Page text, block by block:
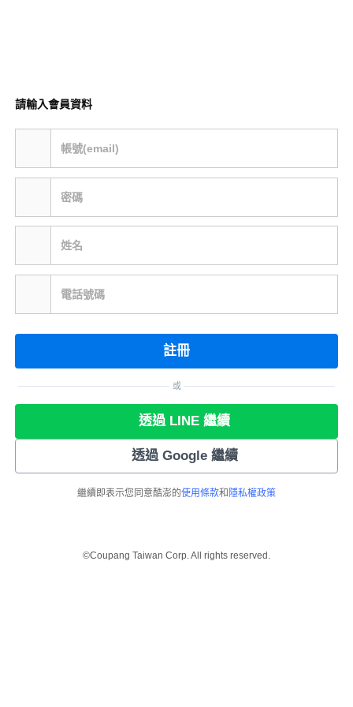
請輸入會員資料
帳號(email)
密碼
姓名
電話號碼
註冊
或
透過 LINE 繼續
透過 Google 繼續
繼續即表示您同意酷澎的使用條款和 隱私權政策
©Coupang Taiwan Corp. All rights reserved.